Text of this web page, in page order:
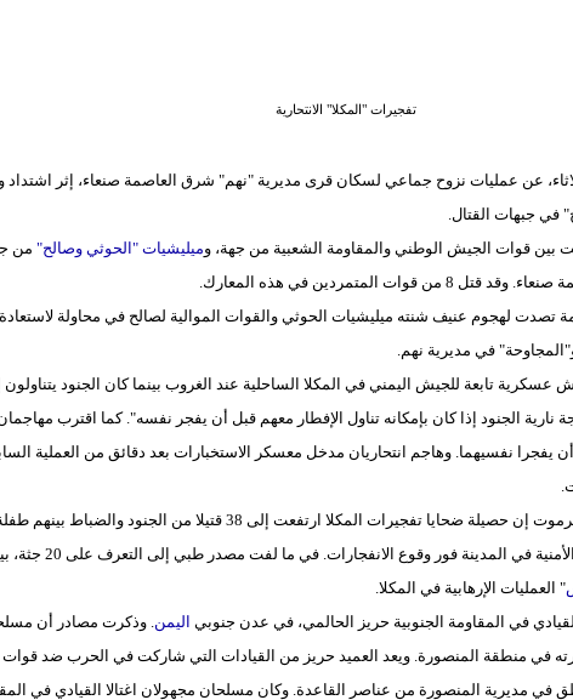
تفجيرات "المكلا" الانتحارية
عن عمليات نزوح جماعي لسكان قرى مديرية "نهم" شرق العاصمة صنعاء، إثر اشتداد
في جبهات القتال.
بين قوات الجيش الوطني والمقاومة الشعبية من جهة، وميليشيات "الحوثي وصالح"من
المتمردين في هذه المعارك.
لهجوم عنيف شنته ميليشيات الحوثي والقوات الموالية لصالح في محاولة
في مديرية نهم.
تفتيش عسكرية تابعة للجيش اليمني في المكلا الساحلية عند الغروب بينما كان الجنود
نارية الجنود إذا كان بإمكانه تناول الإفطار معهم قبل أن يفجر نفسه". كما اقترب
يفجرا نفسيهما. وهاجم انتحاريان مدخل معسكر الاستخبارات بعد دقائق من العملية
" العمليات الإرهابية في المكلا.
في المقاومة الجنوبية حريز الحالمي، في عدن جنوبي اليمن. وذكرت مصادر أن
في منطقة المنصورة. ويعد العميد حريز من القيادات التي شاركت في الحرب ضد قوات
مديرية المنصورة من عناصر القاعدة. وكان مسلحان مجهولان اغتالا القيادي في